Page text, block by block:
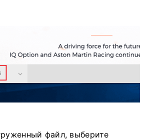
файл, выберите